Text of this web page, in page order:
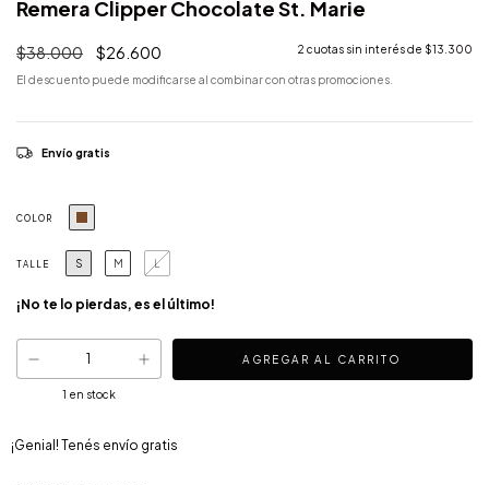
Remera Clipper Chocolate St. Marie
$38.000 $26.600 2 cuotas sin interés de $13.300
El descuento puede modificarse al combinar con otras promociones.
Envío gratis
COLOR
TALLE S M L
¡No te lo pierdas, es el último!
1 en stock
¡Genial! Tenés envío gratis